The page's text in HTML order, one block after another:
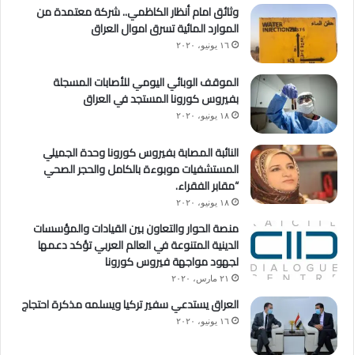
وثائق امام أنظار الكاظمي.. شركة معتمدة من
الموارد المائية تسرق اموال العراق
١٦ يونيو، ٢٠٢٠
الموقف الوبائي اليومي للأصابات المسجلة
بفيروس كورونا المستجد في العراق
١٨ يونيو، ٢٠٢٠
النائبة المصابة بفيروس كورونا وحدة الجميلي
المستشفيات موبوءة بالكامل والحجر الصحي
“مقابر الفقراء.
١٨ يونيو، ٢٠٢٠
منصة الحوار والتعاون بين القيادات والمؤسسات
الدينية المتنوعة في العالم العربي تؤكد دعمها
لجهود مواجهة فيروس كورونا
٢١ مارس، ٢٠٢٠
العراق يستدعي سفير تركيا ويسلمه مذكرة احتجاج
١٦ يونيو، ٢٠٢٠